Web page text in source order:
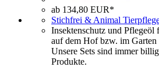
ab 134,80 EUR*
Stichfrei & Animal
Insektenschutz und Pflegeöl
auf dem Hof bzw. im Garten
Unsere Sets sind immer
Produkte.